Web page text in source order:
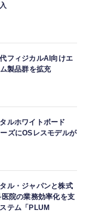
フィジカルAI向けエ
製品群を拡充
ルホワイトボード
ズにOSレスモデルが
ル・ジャパンと株式
院の業務効率化を支
テム「PLUM